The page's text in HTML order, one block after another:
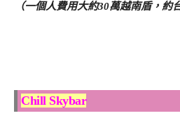
（一個人費用大約30萬越南盾，約
Chill Skybar